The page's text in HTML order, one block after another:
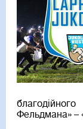
Фельдмана» –